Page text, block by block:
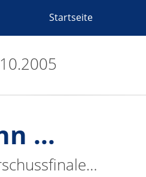
Startseite
...